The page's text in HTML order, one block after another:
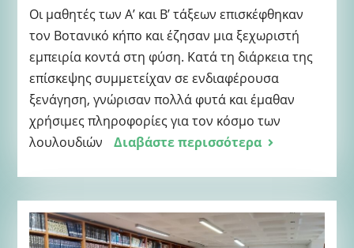
Οι μαθητές των Α’ και Β’ τάξεων επισκέφθηκαν
τον Βοτανικό κήπο και έζησαν μια ξεχωριστή
εμπειρία κοντά στη φύση. Κατά τη διάρκεια της
επίσκεψης συμμετείχαν σε ενδιαφέρουσα
ξενάγηση, γνώρισαν πολλά φυτά και έμαθαν
χρήσιμες πληροφορίες για τον κόσμο των
λουλουδιών
Διαβάστε περισσότερα